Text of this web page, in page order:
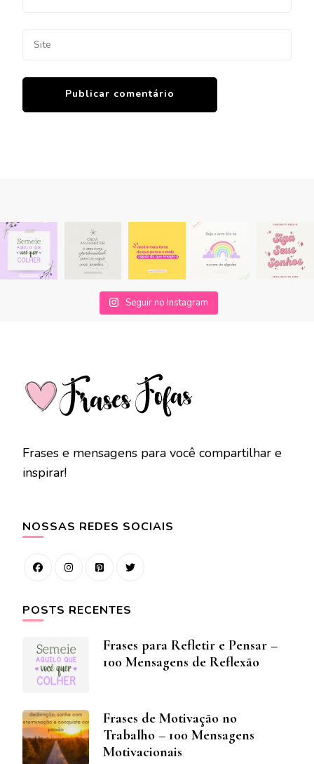
Seguir no Instagram
Frases e mensagens para você compartilhar e
inspirar!
NOSSAS REDES SOCIAIS
POSTS RECENTES
Frases para Refletir e Pensar –
100 Mensagens de Reflexão
Frases de Motivação no
Trabalho – 100 Mensagens
Motivacionais